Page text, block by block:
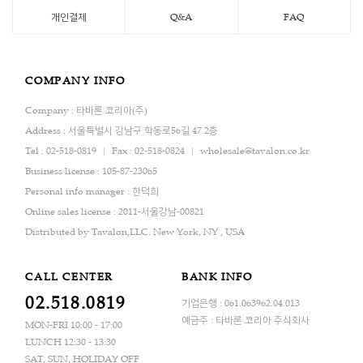
개인결제 Q&A FAQ
COMPANY INFO
Company : 타바론 코리아(주)
Address : 서울특별시 강남구 학동로56길 47 2층
Tel : 02-518-0819
Fax : 02-518-0824
wholesale@tavalon.co.kr
Business license : 105-87-23065
Personal info manager : 한덕희
Online sales license : 2011-서울강남-00821
Distributed by Tavalon,LLC. New York, NY , USA
CALL CENTER
02.518.0819
MON-FRI 10:00 - 17:00
LUNCH 12:30 - 13:30
SAT, SUN, HOLIDAY OFF
BANK INFO
기업은행 : 061.063962.04.013
예금주 : 타바론 코리아 주식회사